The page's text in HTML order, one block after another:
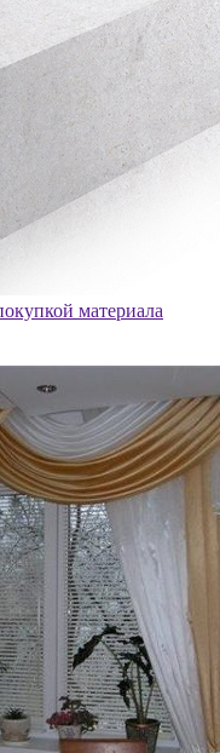
материала